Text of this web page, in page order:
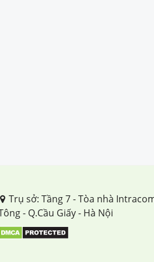
Tuần 22
Tuần 23
Trụ sở: Tầng 7 - Tòa nhà
- Q.Cầu Giấy - Hà Nội